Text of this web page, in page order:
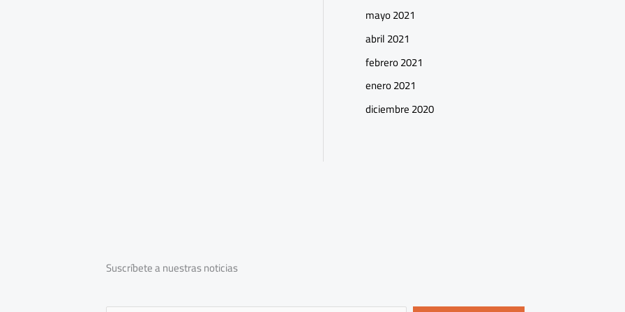
mayo 2021
abril 2021
febrero 2021
enero 2021
diciembre 2020
Suscríbete a nuestras noticias